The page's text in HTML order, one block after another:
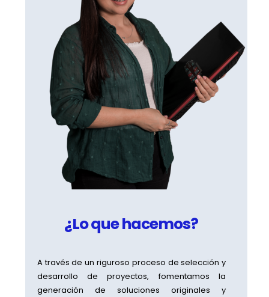
¿Lo que hacemos?
A través de un riguroso proceso de selección y
desarrollo de proyectos, fomentamos la
generación de soluciones originales y